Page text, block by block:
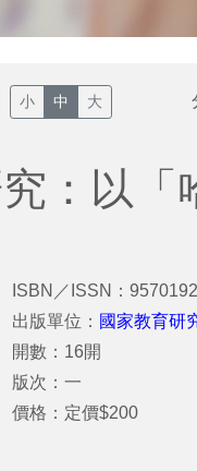
小 中 大
：以「
ISBN／ISSN：
出版單位： 國家教育研
開數：16開
版次：一
價格：定價$200